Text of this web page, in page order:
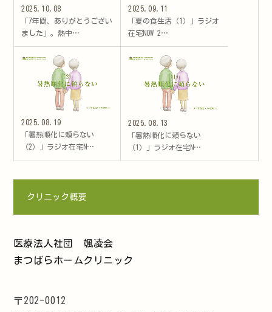
2025.10.08
「7年間、ありがとうござい
ました」。熱中…
2025.09.11
「夏の食生活（1）」ラジオ
在宅NOW 2…
2025.08.19
「暑熱順化に頼らない
（2）」ラジオ在宅N…
2025.08.13
「暑熱順化に頼らない
（1）」ラジオ在宅N…
クリニック概要
医療法人社団 颯凌会
まつばらホームクリニック
〒202-0012